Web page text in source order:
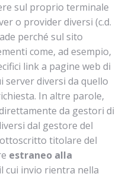
sul proprio terminale
o provider diversi (c.d.
perché sul sito
come, ad esempio,
link a pagine web di
server diversi da quello
In altre parole,
da gestori di
dal gestore del
titolare del
estraneo alla
cui invio rientra nella